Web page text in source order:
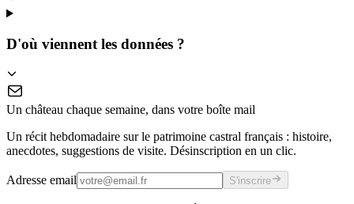
D'où viennent les données ?
Un château chaque semaine, dans votre boîte mail
Un récit hebdomadaire sur le patrimoine castral français : histoire,
anecdotes, suggestions de visite. Désinscription en un clic.
Adresse email S'inscrire